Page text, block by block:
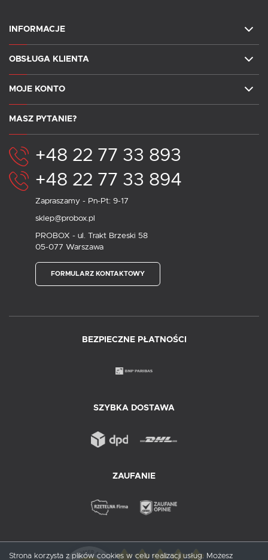
INFORMACJE
OBSŁUGA KLIENTA
MOJE KONTO
MASZ PYTANIE?
+48 22 77 33 893
+48 22 77 33 894
Zapraszamy - Pn-Pt: 9-17
sklep@probox.pl
PROBOX - ul. Trakt Brzeski 58
05-077 Warszawa
FORMULARZ KONTAKTOWY
BEZPIECZNE PŁATNOŚCI
SZYBKA DOSTAWA
ZAUFANIE
Strona korzysta z plików cookies w celu realizacji usług. Możesz